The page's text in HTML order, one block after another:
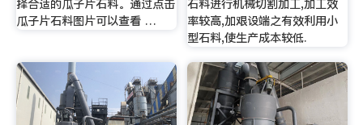
择合适的瓜子片石料。通过点击
瓜子片石料图片可以查看 …
石料进行机械切割加工,加工效
率较高,加艰设端之有效利用小
型石料,使生产成本较低.